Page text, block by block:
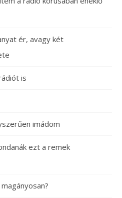
ér, avagy két
is
imádom
ezt a remek